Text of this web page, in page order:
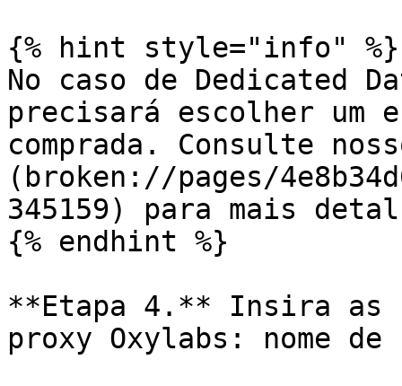
{% hint style="info" %}
No caso de Dedicated
precisará escolher um
comprada. Consulte
(broken://pages/
345159) para mais
{% endhint %}
**Etapa 4.** Insira as
proxy Oxylabs: nome